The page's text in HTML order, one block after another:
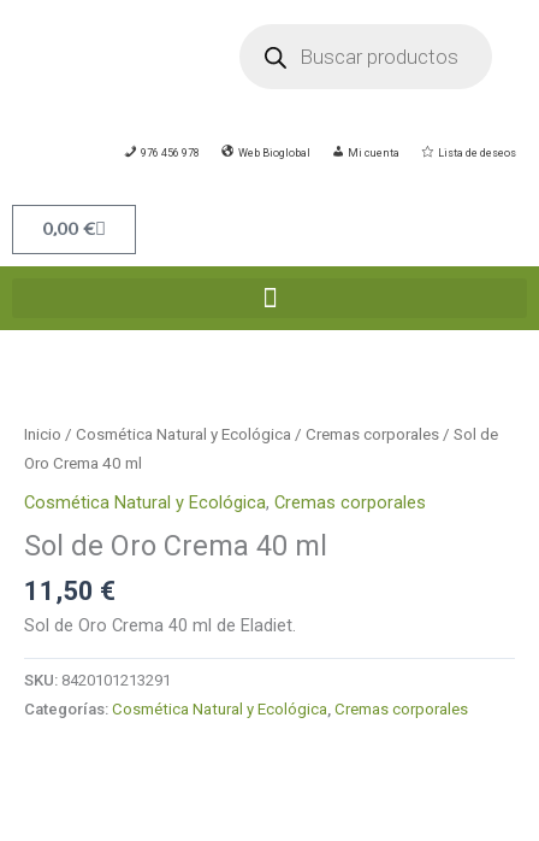
productos
976 456 978 Web Bioglobal Mi cuenta Lista de deseos
0,00 €Carrito
Inicio / Cosmética Natural y Ecológica / Cremas corporales / Sol de
Oro Crema 40 ml
Cosmética Natural y Ecológica, Cremas corporales
Sol de Oro Crema 40 ml
11,50 €
Sol de Oro Crema 40 ml de Eladiet.
SKU: 8420101213291
Categorías: Cosmética Natural y Ecológica, Cremas corporales